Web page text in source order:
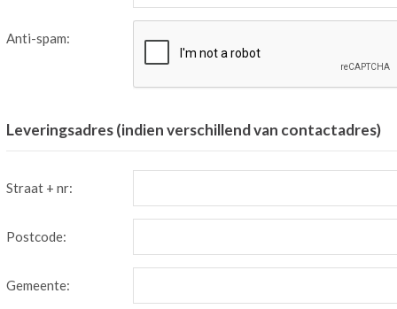
Anti-spam:
Leveringsadres (indien verschillend van contactadres)
Straat + nr:
Postcode:
Gemeente: